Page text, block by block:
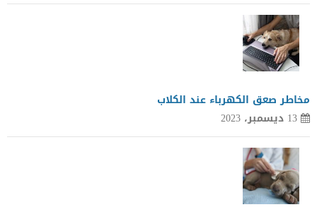
مخاطر صعق الكهرباء عند الكلاب
13 ديسمبر، 2023